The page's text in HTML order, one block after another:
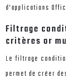
d’applications
Filtrage
critères or
Le filtrage
permet de créer